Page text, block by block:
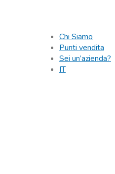
Chi Siamo
Punti vendita
Sei un’azienda?
IT